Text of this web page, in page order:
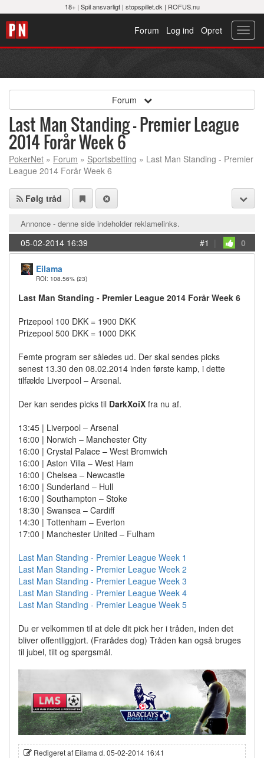
18+ | Spil ansvarligt| stopspillet.dk | ROFUS.nu
Opret
Log ind
Forum
Forum
Last Man Standing - Premier League
2014 Forår Week 6
PokerNet » Forum » Sportsbetting » Last Man Standing - Premier
League 2014 Forår Week 6
Følg tråd
Annonce - denne side indeholder reklamelinks.
05-02-2014 16:39 #1 | 0
Eilama
ROI: 108.56% (23)
Last Man Standing - Premier League 2014 Forår Week 6
Prizepool 100 DKK = 1900 DKK
Prizepool 500 DKK = 1000 DKK
Femte program ser således ud. Der skal sendes picks
senest 13.30 den 08.02.2014 inden første kamp, i dette
tilfælde Liverpool – Arsenal.
Der kan sendes picks til DarkXoiX fra nu af.
13:45 | Liverpool – Arsenal
16:00 | Norwich – Manchester City
16:00 | Crystal Palace – West Bromwich
16:00 | Aston Villa – West Ham
16:00 | Chelsea – Newcastle
16:00 | Sunderland – Hull
16:00 | Southampton – Stoke
18:30 | Swansea – Cardiff
14:30 | Tottenham – Everton
17:00 | Manchester United – Fulham
Last Man Standing - Premier League Week 1
Last Man Standing - Premier League Week 2
Last Man Standing - Premier League Week 3
Last Man Standing - Premier League Week 4
Last Man Standing - Premier League Week 5
Du er velkommen til at dele dit pick her i tråden, inden det
bliver offentliggjort. (Frarådes dog) Tråden kan også bruges
til jubel, tilt og spørgsmål.
Redigeret af Eilama d. 05-02-2014 16:41